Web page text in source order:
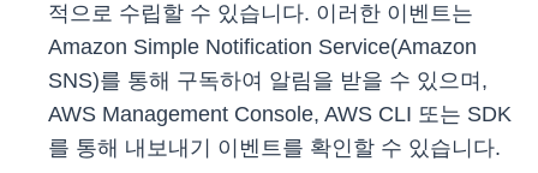
적으로 수립할 수 있습니다. 이러한 이벤트는
Amazon Simple Notification Service(Amazon
SNS)를 통해 구독하여 알림을 받을 수 있으며,
AWS Management Console, AWS CLI 또는 SDK
를 통해 내보내기 이벤트를 확인할 수 있습니다.